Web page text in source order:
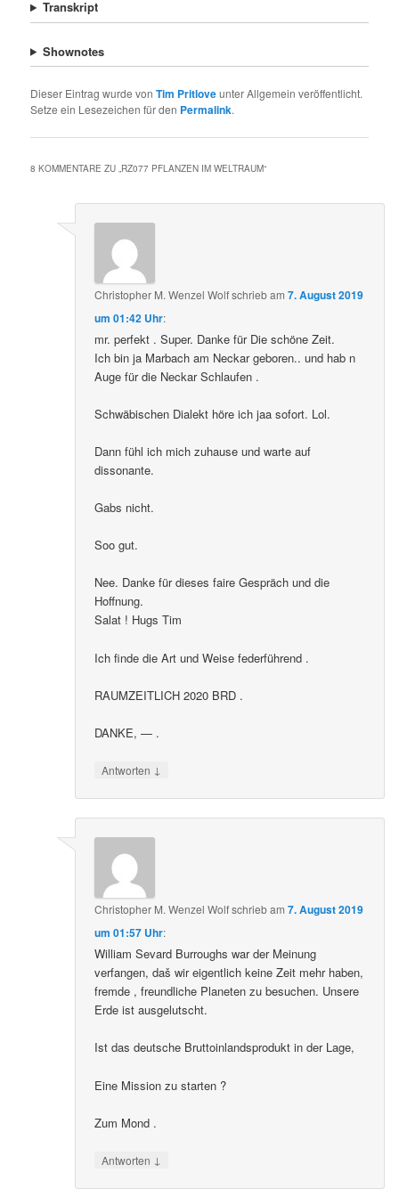
Transkript
Shownotes
Dieser Eintrag wurde vonTim Pritloveunter Allgemein veröffentlicht.
Setze ein Lesezeichen für den Permalink.
8 KOMMENTARE ZU „ RZ077 PFLANZEN IM WELTRAUM“
Christopher M. Wenzel Wolfschriebam7. August 2019
um 01:42 Uhr:
mr. perfekt . Super. Danke für Die schöne Zeit.
Ich bin ja Marbach am Neckar geboren.. und hab n
Auge für die Neckar Schlaufen .
Schwäbischen Dialekt höre ich jaa sofort. Lol.
Dann fühl ich mich zuhause und warte auf
dissonante.
Gabs nicht.
Soo gut.
Nee. Danke für dieses faire Gespräch und die
Hoffnung.
Salat ! Hugs Tim
Ich finde die Art und Weise federführend .
RAUMZEITLICH 2020 BRD .
DANKE, — .
Antworten ↓
Christopher M. Wenzel Wolfschriebam7. August 2019
um 01:57 Uhr:
William Sevard Burroughs war der Meinung
verfangen, daš wir eigentlich keine Zeit mehr haben,
fremde , freundliche Planeten zu besuchen. Unsere
Erde ist ausgelutscht.
Ist das deutsche Bruttoinlandsprodukt in der Lage,
Eine Mission zu starten ?
Zum Mond .
Antworten ↓